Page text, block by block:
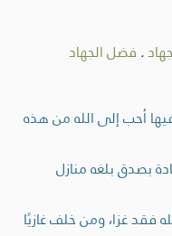
. فضل الجهاد
أحب إلى الله من هذه
بصدق بلغه منازل
فقد غزا، ومن خلف غازيًا